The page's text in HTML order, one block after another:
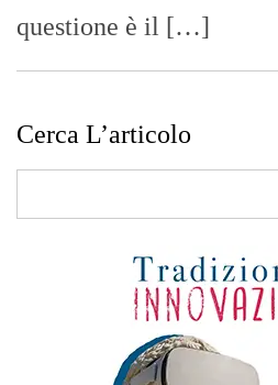
questione è il […]
Cerca L’articolo